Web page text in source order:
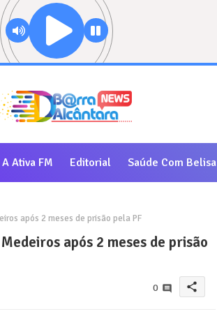
Ativa FM Editorial Saúde Com Belisa
após 2 meses de prisão pela PF
após 2 meses de prisão
0 share